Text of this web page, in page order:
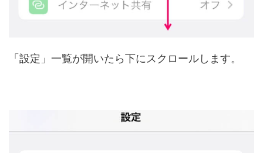
「設定」一覧が開いたら下にスクロールします。